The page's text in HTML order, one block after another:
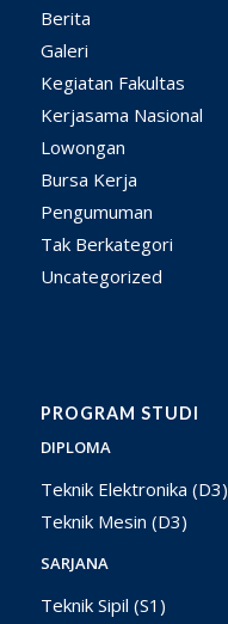
Berita
Galeri
Kegiatan Fakultas
Kerjasama Nasional
Lowongan
Bursa Kerja
Pengumuman
Tak Berkategori
Uncategorized
PROGRAM STUDI
DIPLOMA
Teknik Elektronika (D3)
Teknik Mesin (D3)
SARJANA
Teknik Sipil (S1)